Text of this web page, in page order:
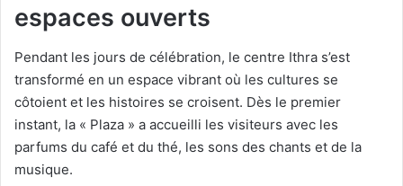
espaces ouverts
Pendant les jours de célébration, le centre Ithra s’est
transformé en un espace vibrant où les cultures se
côtoient et les histoires se croisent. Dès le premier
instant, la « Plaza » a accueilli les visiteurs avec les
parfums du café et du thé, les sons des chants et de la
musique.